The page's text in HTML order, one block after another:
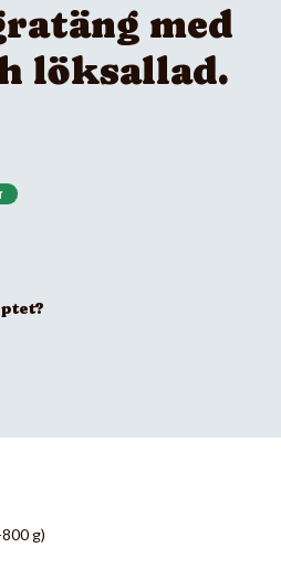
med
löksallad.
g)